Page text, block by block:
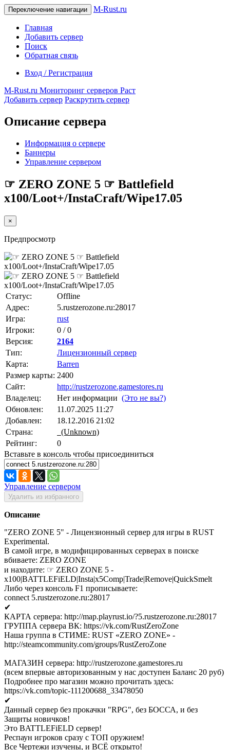
Переключение навигации M-Rust.ru
Главная
Добавить сервер
Поиск
Обратная связь
Вход / Регистрация
M-Rust.ru Мониторинг серверов Раст
Добавить сервер Раскрутить сервер
Описание сервера
Информация о сервере
Баннеры
Управление сервером
☞ ZERO ZONE 5 ☞ Battlefield
x100/Loot+/InstaCraft/Wipe17.05
×
Предпросмотр
Статус:
Offline
Адрес:
5.rustzerozone.ru:28017
Игра:
rust
Игроки:
0 / 0
Версия:
2164
Тип:
Лицензионный сервер
Карта:
Barren
Размер карты: 2400
Сайт:
http://rustzerozone.gamestores.ru
Владелец:
Нет информации (Это не вы?)
Обновлен:
11.07.2025 11:27
Добавлен:
18.12.2016 21:02
Страна:
(Unknown)
Рейтинг:
0
Вставьте в консоль чтобы присоединиться
Управление сервером
Удалить из избранного
Описание
"ZERO ZONE 5" - Лицензионный сервер для игры в RUST
Experimental.
В самой игре, в модифицированных серверах в поиске
вбиваете: ZERO ZONE
и находите: ☞ ZERO ZONE 5 -
x100|BATTLEFiELD|Insta|x5Comp|Trade|Remove|QuickSmelt
Либо через консоль F1 прописываете:
connect 5.rustzerozone.ru:28017
✔
КАРТА сервера: http://map.playrust.io/?5.rustzerozone.ru:28017
ГРУППА сервера ВК: https://vk.com/RustZeroZone
Наша группа в СТИМЕ: RUST «ZERO ZONE» -
http://steamcommunity.com/groups/RustZeroZone
МАГАЗИН сервера: http://rustzerozone.gamestores.ru
(всем впервые авторизованным у нас доступен Баланс 20 руб)
Подробнее про магазин можно прочитать здесь:
https://vk.com/topic-111200688_33478050
✔
Данный сервер без прокачки "RPG", без БОССА, и без
Защиты новичков!
Это BATTLEFiELD сервер!
Респаун игроков сразу с ТОП оружием!
Все Чертежи изучены, и ВСЁ открыто!